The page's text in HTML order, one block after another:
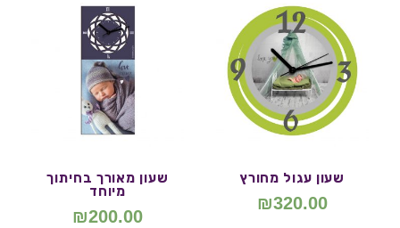
שעון עגול מחורץ
₪320.00
שעון מאורך בחיתוך
מיוחד
₪200.00